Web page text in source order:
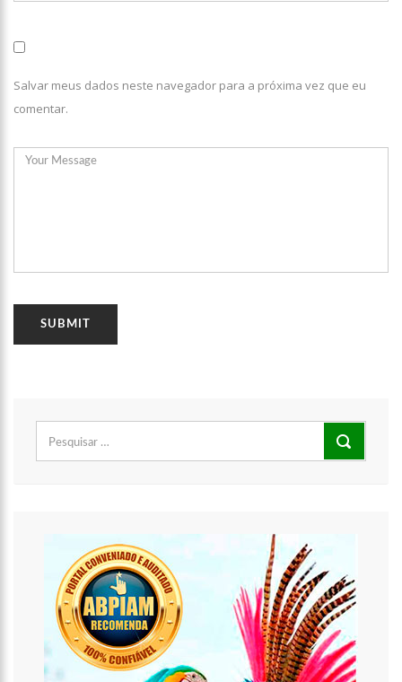
Salvar meus dados neste navegador para a próxima vez que eu
comentar.
por: